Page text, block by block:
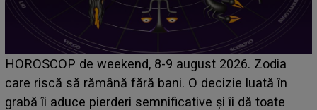
Emanuel a ținut ACEST DETALIU ASCUNS până
acum! În fața Alexandrei, concurentul din Casa Iubirii
face o MĂRTURISIRE NEAȘTEPTATĂ despre mama